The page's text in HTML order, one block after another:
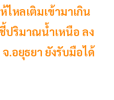
ไหลเติมเข้ามาเกิน
ปริมาณน้ำเหนือ ลง
.อยุธยา ยังรับมือได้